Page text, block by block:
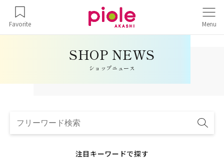
Favorite Menu
ショップニュース
注目キーワードで探す